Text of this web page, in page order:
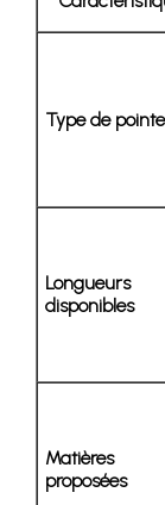
Type de
Longueurs
disponibles
Matières
proposées